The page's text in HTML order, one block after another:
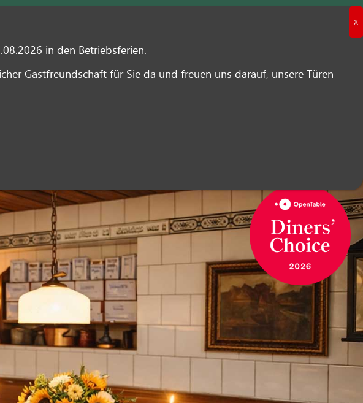
Ihr besonderes
Restaurant in
Ratingen-Lintorf.
in den Betriebsferien.
Gastfreundschaft für Sie da und freuen uns darauf, unsere Türen